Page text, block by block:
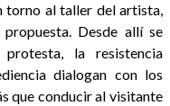
torno al taller del artista,
Desde allí se
la resistencia
dialogan con los
que conducir al visitante